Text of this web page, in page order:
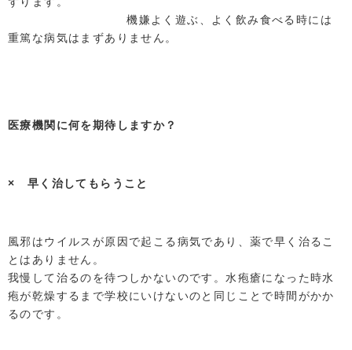
機嫌よく遊ぶ、よく飲み食べる時には
重篤な病気はまずありません。
医療機関に何を期待しますか？
× 早く治してもらうこと
風邪はウイルスが原因で起こる病気であり、薬で早く治るこ
とはありません。
我慢して治るのを待つしかないのです。水疱瘡になった時水
疱が乾燥するまで学校にいけないのと同じことで時間がかか
るのです。